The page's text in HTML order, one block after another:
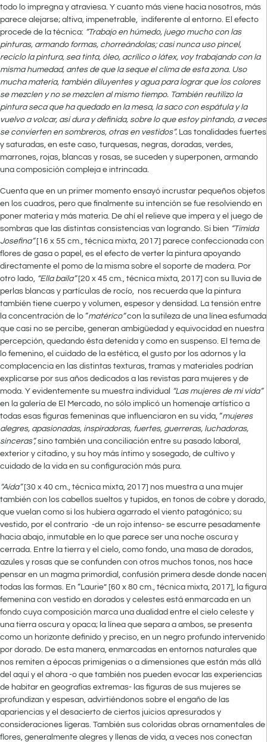
todo lo impregna y atraviesa. Y cuanto más viene hacia nosotros, más
parece alejarse; altiva, impenetrable, indiferente al entorno. El efecto
procede de la técnica: “Trabajo en húmedo, juego mucho con las
pinturas, armando formas, chorreándolas; casi nunca uso pincel,
reciclo la pintura, sea tinta, óleo, acrílico o látex, voy trabajando con la
misma humedad, antes de que la seque el clima de esta zona. Uso
mucha materia, también diluyentes y agua para lograr que los colores
se mezclen y no se mezclen al mismo tiempo. También reutilizo la
pintura seca que ha quedado en la mesa, la saco con espátula y la
vuelvo a volcar, así dura y definida, sobre lo que estoy pintando, a veces
se convierten en sombreros, otras en vestidos”. Las tonalidades fuertes
y saturadas, en este caso, turquesas, negras, doradas, verdes,
marrones, rojas, blancas y rosas, se suceden y superponen, armando
una composición compleja e intrincada.
Cuenta que en un primer momento ensayó incrustar pequeños objetos
en los cuadros, pero que finalmente su intención se fue resolviendo en
poner materia y más materia. De ahí el relieve que impera y el juego de
sombras que las distintas consistencias van logrando. Si bien “Tímida
Josefina”[16 x 55 cm., técnica mixta, 2017] parece confeccionada con
flores de gasa o papel, es el efecto de verter la pintura apoyando
directamente el pomo de la misma sobre el soporte de madera. Por
otro lado, “Ella baila”[20 x 45 cm., técnica mixta, 2017] con su lluvia de
perlas blancas y partículas de rocío, nos recuerda que la pintura
también tiene cuerpo y volumen, espesor y densidad. La tensión entre
la concentración de lo “matérico”con la sutileza de una línea esfumada
que casi no se percibe, generan ambigüedad y equivocidad en nuestra
percepción, quedando ésta detenida y como en suspenso. El tema de
lo femenino, el cuidado de la estética, el gusto por los adornos y la
complacencia en las distintas texturas, tramas y materiales podrían
explicarse por sus años dedicados a las revistas para mujeres y de
moda. Y evidentemente su muestra individual “Las mujeres de mi vida”
en la galería de El Mercado, no sólo implicó un homenaje artístico a
todas esas figuras femeninas que influenciaron en su vida, “mujeres
alegres, apasionadas, inspiradoras, fuertes, guerreras, luchadoras,
sinceras”,sino también una conciliación entre su pasado laboral,
exterior y citadino, y su hoy más íntimo y sosegado, de cultivo y
cuidado de la vida en su configuración más pura.
“Aída”[30 x 40 cm., técnica mixta, 2017] nos muestra a una mujer
también con los cabellos sueltos y tupidos, en tonos de cobre y dorado,
que vuelan como si los hubiera agarrado el viento patagónico; su
vestido, por el contrario -de un rojo intenso- se escurre pesadamente
hacia abajo, inmutable en lo que parece ser una noche oscura y
cerrada. Entre la tierra y el cielo, como fondo, una masa de dorados,
azules y rosas que se confunden con otros muchos tonos, nos hace
pensar en un magma primordial, confusión primera desde donde nacen
todas las formas. En “Laurie” [60 x 80 cm., técnica mixta, 2017], la figura
femenina con vestido en dorados y celestes está enmarcada en un
fondo cuya composición marca una dualidad entre el cielo celeste y
una tierra oscura y opaca; la línea que separa a ambos, se presenta
como un horizonte definido y preciso, en un negro profundo intervenido
por dorado. De esta manera, enmarcadas en entornos naturales que
nos remiten a épocas primigenias o a dimensiones que están más allá
del aquí y el ahora -o que también nos pueden evocar las experiencias
de habitar en geografías extremas- las figuras de sus mujeres se
profundizan y espesan, advirtiéndonos sobre el engaño de las
apariencias y el desacierto de ciertos juicios apresurados y
consideraciones ligeras. También sus coloridas obras ornamentales de
flores, generalmente alegres y llenas de vida, a veces nos conectan